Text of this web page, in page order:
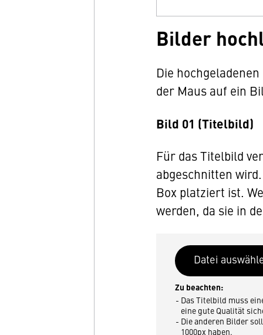
Bilder
Die
der Maus auf ein
Bild 01 (Titelbild)
Für das Titelbild
abgeschnitten
Box platziert ist.
werden, da sie in
Zu beachten:
Das Titelbild muss
eine gute Qualität
Die anderen Bilder
1000px haben.